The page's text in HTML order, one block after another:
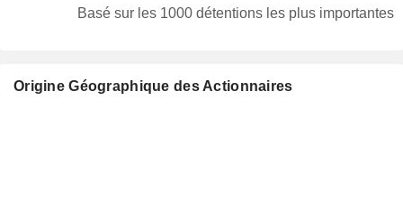
Basé sur les 1000 détentions les plus importantes
Origine Géographique des Actionnaires